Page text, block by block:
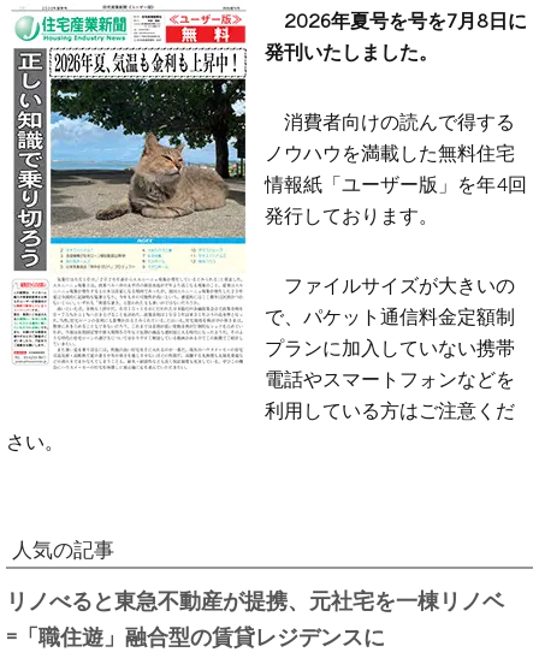
2026年夏号を号を7月8日に
発刊いたしました。
消費者向けの読んで得する
ノウハウを満載した無料住宅
情報紙「ユーザー版」を年4回
発行しております。
ファイルサイズが大きいの
で、パケット通信料金定額制
プランに加入していない携帯
電話やスマートフォンなどを
利用している方はご注意くだ
さい。
人気の記事
リノべると東急不動産が提携、元社宅を一棟リノベ
=「職住遊」融合型の賃貸レジデンスに